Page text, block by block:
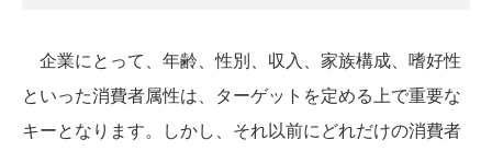
企業にとって、年齢、性別、収入、家族構成、嗜好性
といった消費者属性は、ターゲットを定める上で重要な
キーとなります。しかし、それ以前にどれだけの消費者